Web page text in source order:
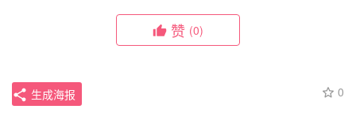
赞 (0)
0
生成海报